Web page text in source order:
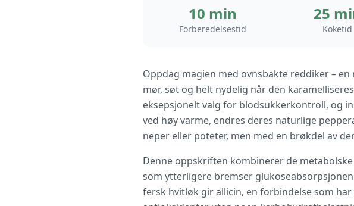
10 min
Forberedelsestid
25
Koketid
Oppdag magien med ovnsbakte reddiker –
mør, søt og helt nydelig når den
eksepsjonelt valg for blodsukkerkontroll, og
ved høy varme, endres deres naturlige
neper eller poteter, men med en brøkdel av
Denne oppskriften kombinerer de
som ytterligere bremser
fersk hvitløk gir allicin, en forbindelse som